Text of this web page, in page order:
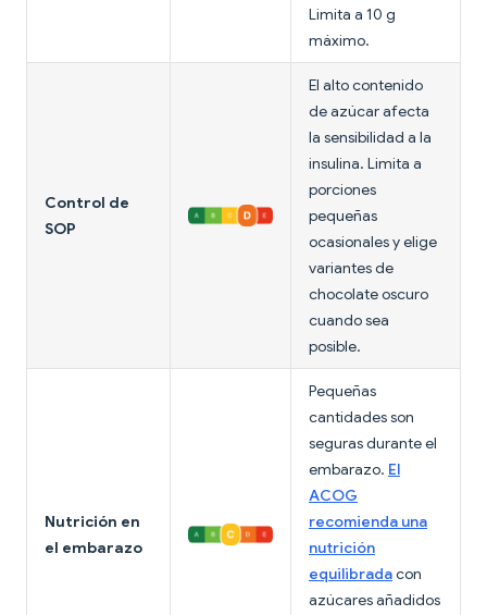
Limita a 10 g
máximo.
Control de
SOP
El alto contenido
de azúcar afecta
la sensibilidad a la
insulina. Limita a
porciones
pequeñas
ocasionales y elige
variantes de
chocolate oscuro
cuando sea
posible.
Nutrición en
el embarazo
Pequeñas
cantidades son
seguras durante el
embarazo. El
ACOG
recomienda una
nutrición
equilibradacon
azúcares añadidos